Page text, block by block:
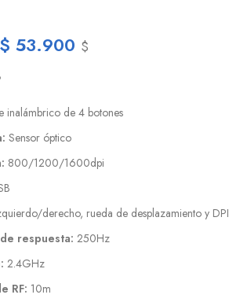
$ 53.900 $
inalámbrico de 4 botones
Sensor óptico
800/1200/1600dpi
derecho, rueda de desplazamiento y DPI
respuesta: 250Hz
2.4GHz
RF: 10m